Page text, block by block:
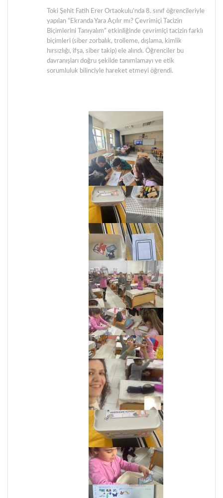
Toki Şehit Fatih Erer Ortaokulu’nda 8. sınıf öğrencileriyle
yapılan “Ekranda Yara Açılır mı? Çevrimiçi Tacizin
Biçimlerini Tanıyalım” etkinliğinde çevrimiçi tacizin farklı
biçimleri (siber zorbalık, trolleme, dışlama, kimlik
hırsızlığı, ifşa, siber takip) ele alındı. Öğrenciler bu
davranışları doğru şekilde tanımlamayı ve etik
sorumluluk bilinciyle hareket etmeyi öğrendi.